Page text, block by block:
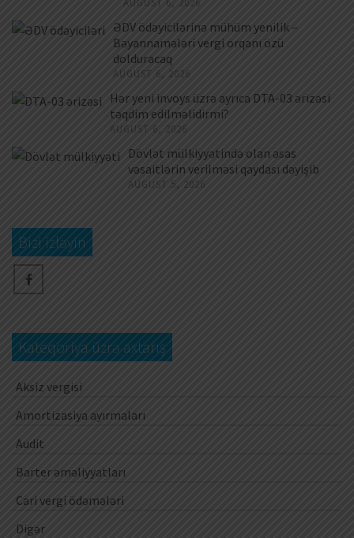
AUGUST 6, 2026
ƏDV ödəyicilərinə mühüm yenilik –
Bəyannamələri vergi orqanı özü
dolduracaq
AUGUST 6, 2026
Hər yeni invoys üzrə ayrıca DTA-03 ərizəsi
təqdim edilməlidirmi?
AUGUST 6, 2026
Dövlət mülkiyyətində olan əsas
vəsaitlərin verilməsi qaydası dəyişib
AUGUST 5, 2026
Bizi izləyin
Kateqoriya üzrə axtarış
Aksiz vergisi
Amortizasiya ayırmaları
Audit
Barter əməliyyatları
Cari vergi ödəmələri
Digər